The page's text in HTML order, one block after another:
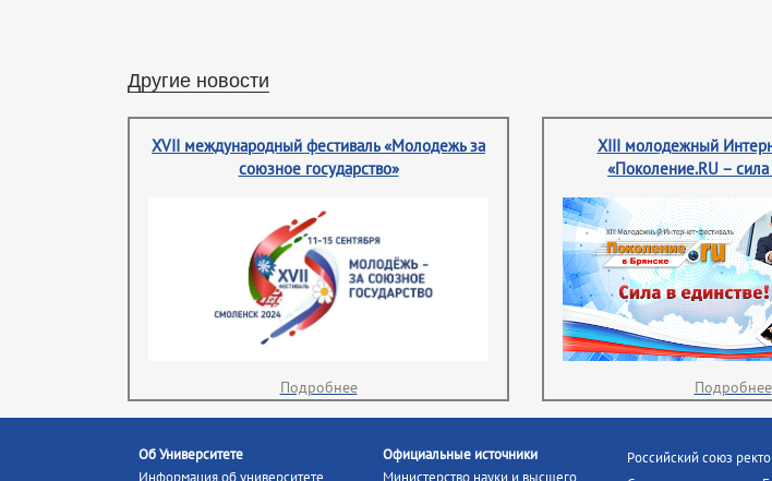
Другие новости
XVII международный фестиваль «Молодежь за
союзное государство»
Подробнее
XIII молодежный
«Поколение.RU – сила
Подробнее
Об Университете
Официальные источники
Российский союз